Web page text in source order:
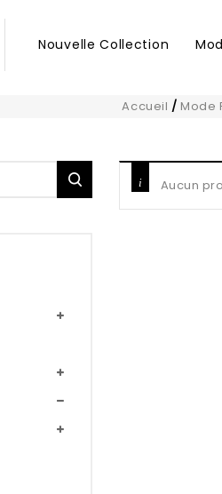
Nouvelle Collection
Accueil / Mode
Aucun